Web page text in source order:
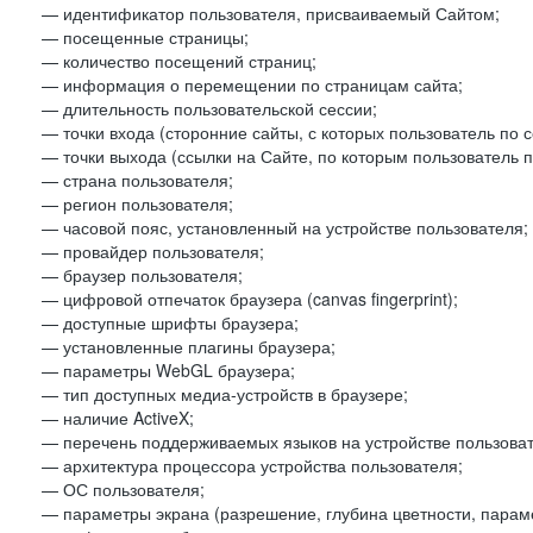
— идентификатор пользователя, присваиваемый Сайтом;
— посещенные страницы;
— количество посещений страниц;
— информация о перемещении по страницам сайта;
— длительность пользовательской сессии;
— точки входа (сторонние сайты, с которых пользователь по
— точки выхода (ссылки на Сайте, по которым пользователь
— страна пользователя;
— регион пользователя;
— часовой пояс, установленный на устройстве пользователя;
— провайдер пользователя;
— браузер пользователя;
— цифровой отпечаток браузера (canvas fingerprint);
— доступные шрифты браузера;
— установленные плагины браузера;
— параметры WebGL браузера;
— тип доступных медиа-устройств в браузере;
— наличие ActiveX;
— перечень поддерживаемых языков на устройстве
— архитектура процессора устройства пользователя;
— ОС пользователя;
— параметры экрана (разрешение, глубина цветности,